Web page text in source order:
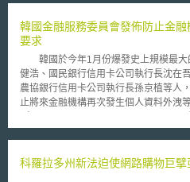
韓國金融服務委員會發佈防止金
要求
韓國於今年1月份爆發史上規模最大
健浩、國民銀行信用卡公司執行長沈在
農協銀行信用卡公司執行長孫京植等
止將來金融機構再次發生個人資料外洩
要求，以下為其基本原則 1. 金融機構
的責任。 2. 確保金融消費者可主張關於
科羅拉多州新法迫使網路購物巨